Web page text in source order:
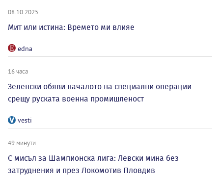
08.10.2025
Мит или истина: Времето ми влияе
edna
16 часа
Зеленски обяви началото на специални операции
срещу руската военна промишленост
vesti
49 минути
С мисъл за Шампионска лига: Левски мина без
затруднения и през Локомотив Пловдив